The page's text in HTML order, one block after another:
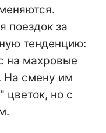
поездок за
тенденцию:
на махровые
На смену им
цветок, но с